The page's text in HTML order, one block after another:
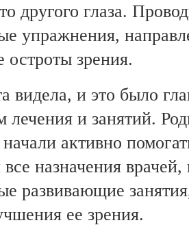
другого глаза.
упражнения,
зрения.
видела, и это было
лечения и занятий.
начали активно
назначения врачей,
развивающие
ее зрения.